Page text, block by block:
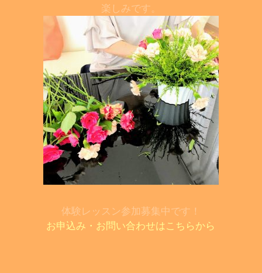
楽しみです。
体験レッスン参加募集中です！
お申込み・お問い合わせはこちらから